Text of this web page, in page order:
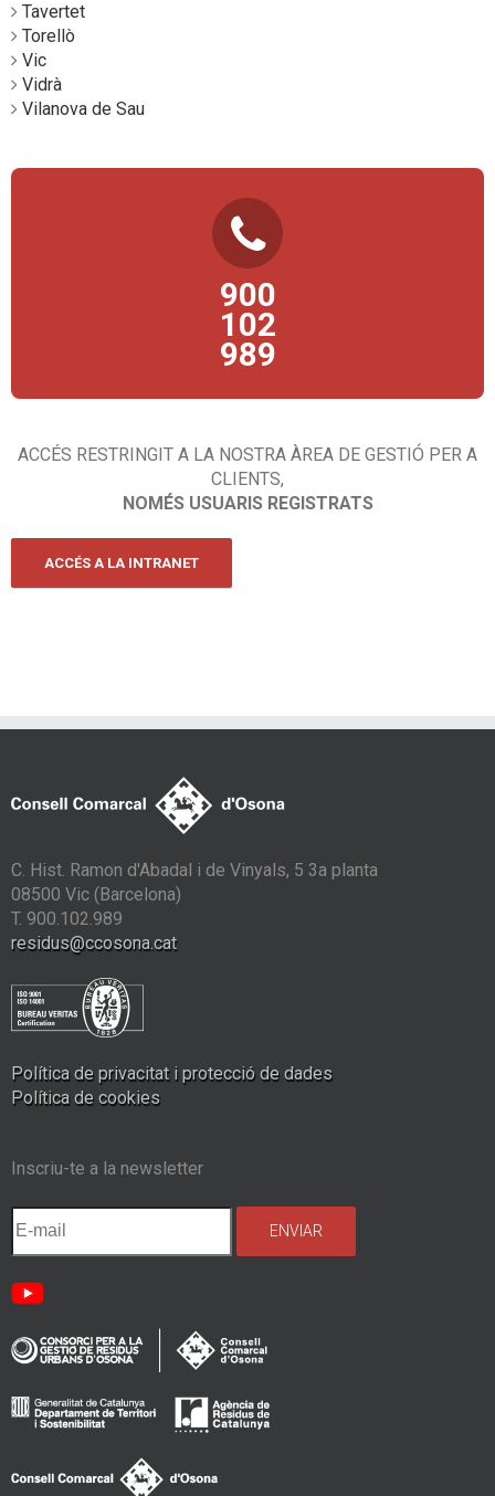
Tavertet
Torellò
Vic
Vidrà
Vilanova de Sau
900
102
989
TELÈFON D’ATENCIÓ AL CIUTADÀ
Consultes, propostes, comentaris, queixes… esperem la teva
trucada!
ACCÉS RESTRINGIT A LA NOSTRA ÀREA DE GESTIÓ PER A
CLIENTS,
NOMÉS USUARIS REGISTRATS
ACCÉS A LA INTRANET
C. Hist. Ramon d'Abadal i de Vinyals, 5 3a planta
08500 Vic (Barcelona)
T. 900.102.989
residus@ccosona.cat
Política de privacitat i protecció de dades
Política de cookies
Inscriu-te a la newsletter